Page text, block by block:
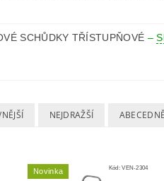
SCHŮDKY TŘÍSTUPŇOVÉ –
NEJDRAŽŠÍ ABECEDNĚ
Novinka Kód:VEN-2304